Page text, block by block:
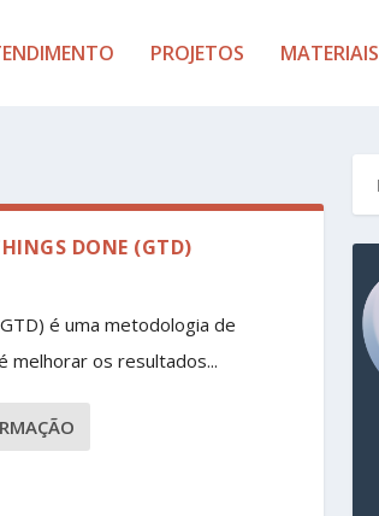
PROJETOS MATERIAIS
DONE (GTD)
é uma metodologia de
melhorar os resultados...